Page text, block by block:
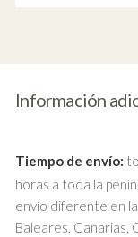
Información
Tiempo de envío:
horas a toda la
envío diferente en
Baleares, Canarias,